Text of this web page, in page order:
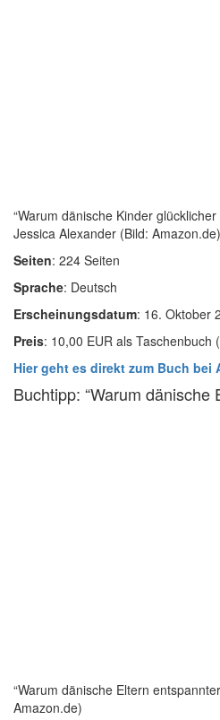
“Warum dänische Kinder
Jessica Alexander (Bild: Amazon.de)
Seiten: 224 Seiten
Sprache: Deutsch
Erscheinungsdatum: 16. Oktober
Preis: 10,00 EUR als Taschenbuch
Hier geht es direkt zum Buch bei
Buchtipp: “Warum dänische
“Warum dänische Eltern
Amazon.de)